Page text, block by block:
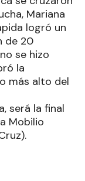
Mariana
logró un
de 20
se hizo
la
más alto del
será la final
Mobilio